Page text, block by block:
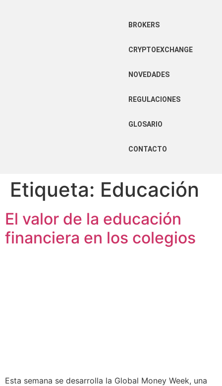
BROKERS
CRYPTOEXCHANGE
NOVEDADES
REGULACIONES
GLOSARIO
CONTACTO
Etiqueta: Educación
El valor de la educación
financiera en los colegios
Esta semana se desarrolla la Global Money Week, una